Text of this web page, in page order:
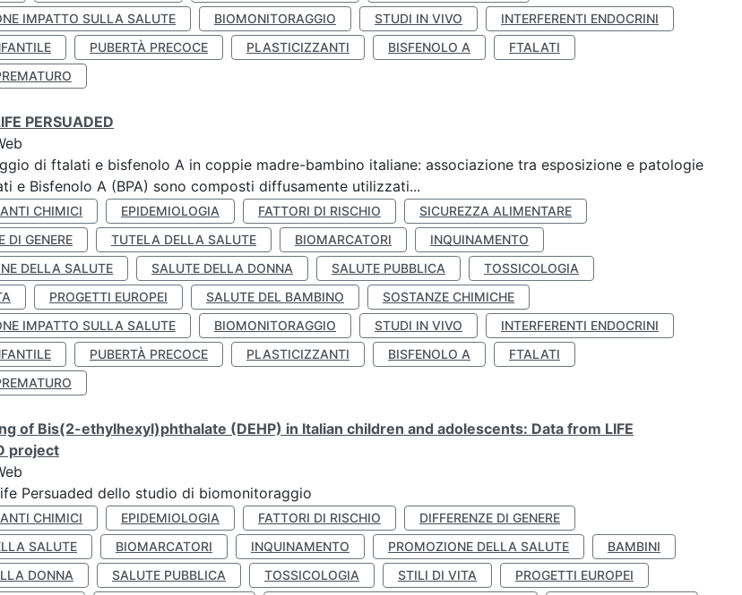
IMPATTO SULLA SALUTE
BIOMONITORAGGIO STUDI IN VIVO
INTERFERENTI ENDOCRINI
PUBERTÀ PRECOCE PLASTICIZZANTI BISFENOLO A
FTALATI
PERSUADED
di ftalati e bisfenolo A in coppie madre-bambino italiane: associazione tra esposizione e patologie
e Bisfenolo A (BPA) sono composti diffusamente utilizzati...
CHIMICI EPIDEMIOLOGIA FATTORI DI RISCHIO
SICUREZZA ALIMENTARE
DI GENERE
TUTELA DELLA SALUTE BIOMARCATORI
INQUINAMENTO
DELLA SALUTE
SALUTE DELLA DONNA SALUTE PUBBLICA
TOSSICOLOGIA
PROGETTI EUROPEI SALUTE DEL BAMBINO
SOSTANZE CHIMICHE
IMPATTO SULLA SALUTE
BIOMONITORAGGIO STUDI IN VIVO
INTERFERENTI ENDOCRINI
PUBERTÀ PRECOCE PLASTICIZZANTI BISFENOLO A
FTALATI
of Bis(2-ethylhexyl)phthalate (DEHP) in Italian children and adolescents: Data from LIFE
project
Persuaded dello studio di biomonitoraggio
CHIMICI EPIDEMIOLOGIA FATTORI DI RISCHIO
DIFFERENZE DI GENERE
SALUTE
BIOMARCATORI INQUINAMENTO PROMOZIONE DELLA SALUTE
BAMBINI
DONNA
SALUTE PUBBLICA TOSSICOLOGIA STILI DI VITA
PROGETTI EUROPEI